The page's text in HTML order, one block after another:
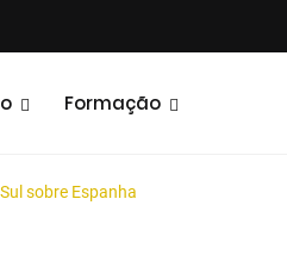
Formação
sobre Espanha